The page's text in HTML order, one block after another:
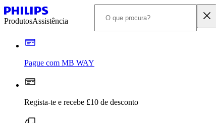
ProdutosAssistência
Pague com MB WAY
Regista-te e recebe £10 de desconto